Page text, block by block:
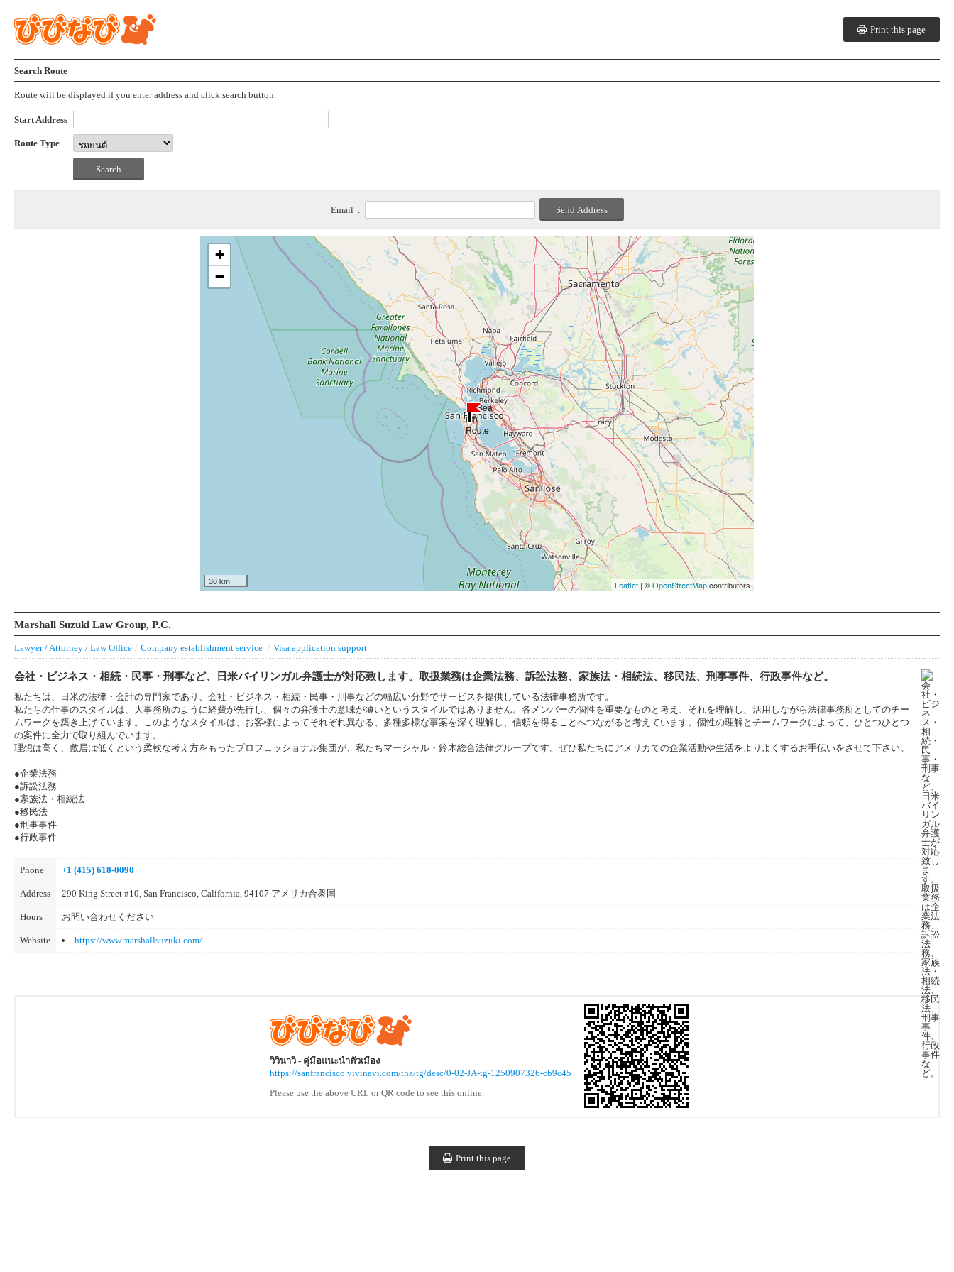
Print this page
Search Route
Route will be displayed if you enter address and click search button.
Start Address
Route Type
Email :
+
−
30 km Leaflet | ©OpenStreetMapcontributors
Marshall Suzuki Law Group, P.C.
Lawyer / Attorney / Law Office / Company establishment service / Visa application support
会社・ビジネス・相続・民事・刑事など、日米バイリンガル弁護士が対応致します。取扱業務は企業法務、訴訟法務、家族法・相続法、移民法、刑事事件、行政事件など。
私たちは、日米の法律・会計の専門家であり、会社・ビジネス・相続・民事・刑事などの幅広い分野でサービスを提供している法律事務所です。
私たちの仕事のスタイルは、大事務所のように経費が先行し、個々の弁護士の意味が薄いというスタイルではありません。各メンバーの個性を重要なものと考え、それを理解し、活用しながら法律事務所としてのチー
ムワークを築き上げています。このようなスタイルは、お客様によってそれぞれ異なる、多種多様な事案を深く理解し、信頼を得ることへつながると考えています。個性の理解とチームワークによって、ひとつひとつ
の案件に全力で取り組んでいます。
理想は高く、敷居は低くという柔軟な考え方をもったプロフェッショナル集団が、私たちマーシャル・鈴木総合法律グループです。ぜひ私たちにアメリカでの企業活動や生活をよりよくするお手伝いをさせて下さい。
●企業法務
●訴訟法務
●家族法・相続法
●移民法
●刑事事件
●行政事件
Phone +1 (415) 618-0090
Address 290 King Street #10, San Francisco, California, 94107 アメリカ合衆国
Hours お問い合わせください
Website https://www.marshallsuzuki.com/
วิวินาวิ - คู่มือแนะนำตัวเมือง
https://sanfrancisco.vivinavi.com/tha/tg/desc/0-02-JA-tg-1250907326-cb9c45
Please use the above URL or QR code to see this online.
Print this page